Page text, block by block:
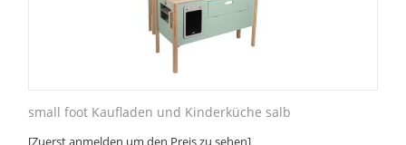
small foot Kaufladen und Kinderküche salb
[Zuerst anmelden um den Preis zu sehen]